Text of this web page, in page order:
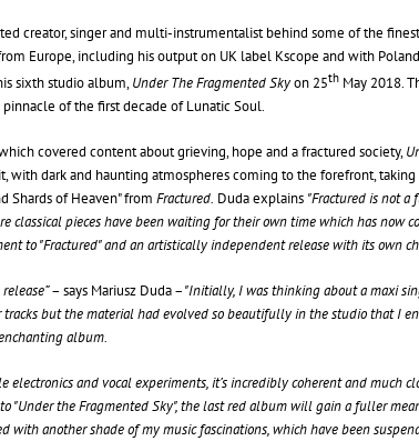
creator, singer and multi-instrumentalist behind some of the
Europe, including his output on UK label Kscope and with
sixth studio album,Under The Fragmented Skyon 25th May 2018.
of the first decade of Lunatic Soul.
covered content about grieving, hope and a fractured society,
with dark and haunting atmospheres coming to the forefront,
Shards of Heaven" from Fractured. Duda explains "Fractured is not
classical pieces have been waiting for their own time which has now
to "Fractured" and an artistically independent release with its own
– says Mariusz Duda –"Initially, I was thinking about a maxi
tracks but the material had evolved so beautifully in the studio that I
album.
electronics and vocal experiments, it’s incredibly coherent and much
"Under the Fragmented Sky", the last red album will gain a fuller
with another shade of my music fascinations, which have been